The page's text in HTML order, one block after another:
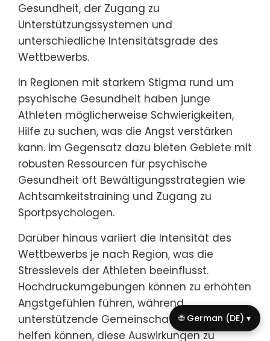
Gesundheit, der Zugang zu
Unterstützungssystemen und
unterschiedliche Intensitätsgrade des
Wettbewerbs.
In Regionen mit starkem Stigma rund um
psychische Gesundheit haben junge
Athleten möglicherweise Schwierigkeiten,
Hilfe zu suchen, was die Angst verstärken
kann. Im Gegensatz dazu bieten Gebiete mit
robusten Ressourcen für psychische
Gesundheit oft Bewältigungsstrategien wie
Achtsamkeitstraining und Zugang zu
Sportpsychologen.
Darüber hinaus variiert die Intensität des
Wettbewerbs je nach Region, was die
Stresslevels der Athleten beeinflusst.
Hochdruckumgebungen können zu erhöhten
Angstgefühlen führen, während
unterstützende Gemeinschaftsstrukturen
helfen können, diese Auswirkungen zu
🌐 German (DE) ▾